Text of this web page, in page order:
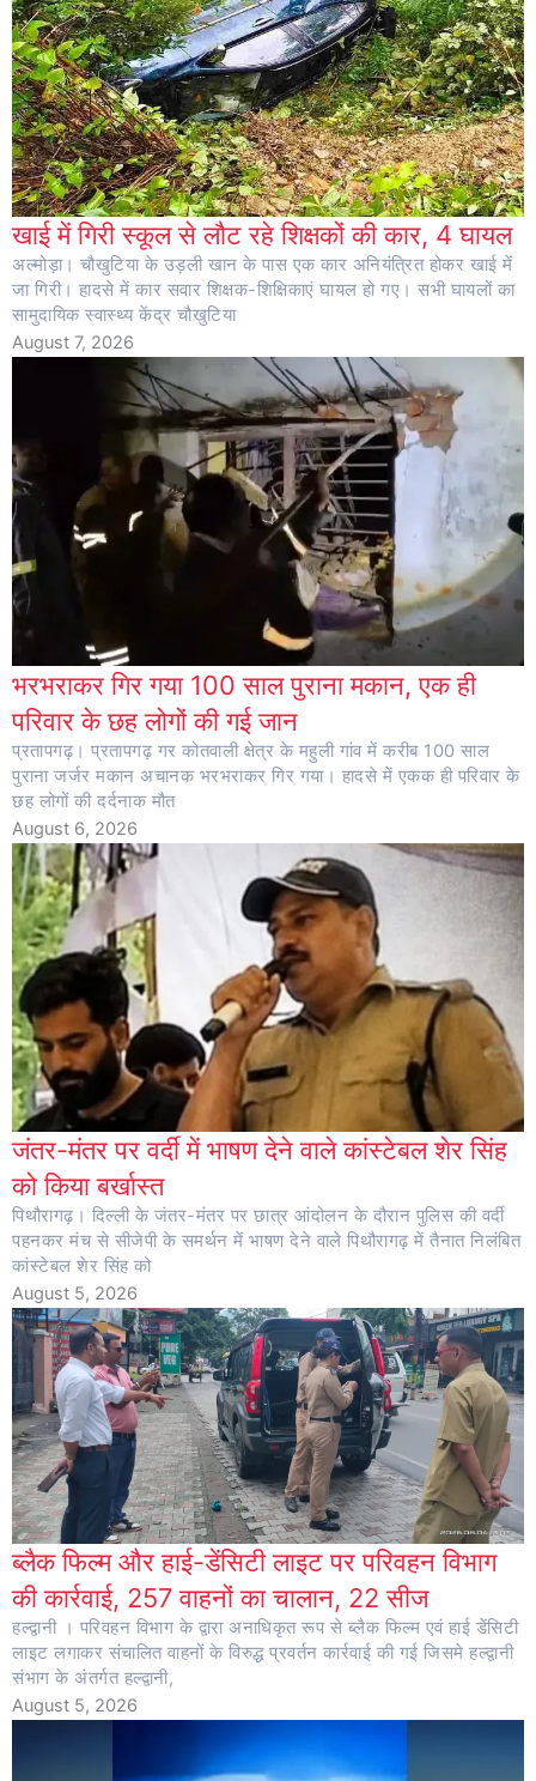
खाई में गिरी स्कूल से लौट रहे शिक्षकों की कार, 4 घायल
अल्मोड़ा। चौखुटिया के उड़ली खान के पास एक कार अनियंत्रित होकर खाई में
जा गिरी। हादसे में कार सवार शिक्षक-शिक्षिकाएं घायल हो गए। सभी घायलों का
सामुदायिक स्वास्थ्य केंद्र चौखुटिया
August 7, 2026
भरभराकर गिर गया 100 साल पुराना मकान, एक ही
परिवार के छह लोगों की गई जान
प्रतापगढ़। प्रतापगढ़ गर कोतवाली क्षेत्र के महुली गांव में करीब 100 साल
पुराना जर्जर मकान अचानक भरभराकर गिर गया। हादसे में एकक ही परिवार के
छह लोगों की दर्दनाक मौत
August 6, 2026
जंतर-मंतर पर वर्दी में भाषण देने वाले कांस्टेबल शेर सिंह
को किया बर्खास्त
पिथौरागढ़। दिल्ली के जंतर-मंतर पर छात्र आंदोलन के दौरान पुलिस की वर्दी
पहनकर मंच से सीजेपी के समर्थन में भाषण देने वाले पिथौरागढ़ में तैनात निलंबित
कांस्टेबल शेर सिंह को
August 5, 2026
ब्लैक फिल्म और हाई-डेंसिटी लाइट पर परिवहन विभाग
की कार्रवाई, 257 वाहनों का चालान, 22 सीज
हल्द्वानी । परिवहन विभाग के द्वारा अनाधिकृत रूप से ब्लैक फिल्म एवं हाई डेंसिटी
लाइट लगाकर संचालित वाहनों के विरुद्ध प्रवर्तन कार्रवाई की गई जिसमे हल्द्वानी
संभाग के अंतर्गत हल्द्वानी,
August 5, 2026